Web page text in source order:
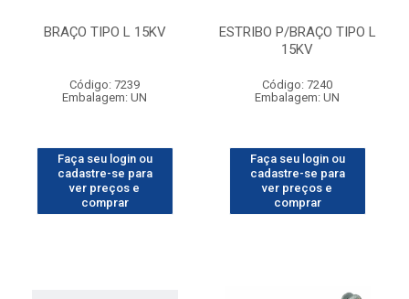
BRAÇO TIPO L 15KV
Código: 7239
Embalagem: UN
Faça seu login ou
cadastre-se para
ver preços e
comprar
ESTRIBO P/BRAÇO TIPO L
15KV
Código: 7240
Embalagem: UN
Faça seu login ou
cadastre-se para
ver preços e
comprar